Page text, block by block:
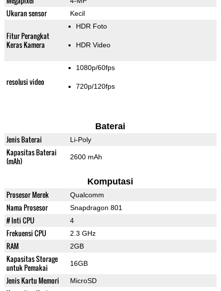
Ukuran sensor Kecil
Fitur Perangkat
Keras Kamera
HDR Foto
HDR Video
resolusi video
1080p/60fps
720p/120fps
Baterai
Jenis Baterai Li-Poly
Kapasitas Baterai
(mAh)
2600 mAh
Komputasi
Prosesor Merek Qualcomm
Nama Prosesor Snapdragon 801
# Inti CPU 4
Frekuensi CPU 2.3 GHz
RAM 2GB
Kapasitas Storage
untuk Pemakai
16GB
Jenis Kartu Memori MicroSD